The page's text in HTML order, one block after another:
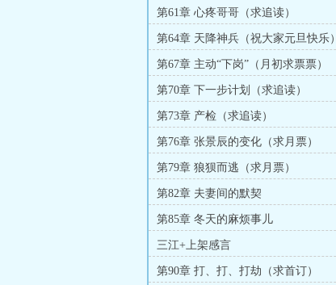
第61章 心疼哥哥（求追读）
第64章 天降神兵（祝大家元旦快乐）
第67章 主动“下岗”（月初求票票）
第70章 下一步计划（求追读）
第73章 产检（求追读）
第76章 张景辰的变化（求月票）
第79章 狼狈而逃（求月票）
第82章 夫妻间的默契
第85章 冬天的麻烦事儿
三江+上架感言
第90章 打、打、打劫（求首订）